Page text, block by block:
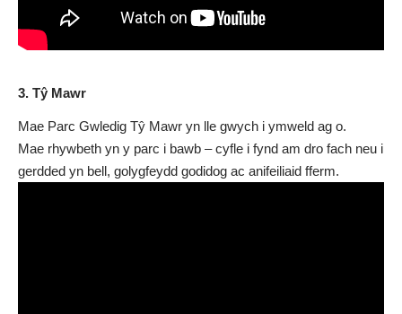
3. Tŷ Mawr
Mae Parc Gwledig Tŷ Mawr yn lle gwych i ymweld ag o.
Mae rhywbeth yn y parc i bawb – cyfle i fynd am dro fach neu i
gerdded yn bell, golygfeydd godidog ac anifeiliaid fferm.